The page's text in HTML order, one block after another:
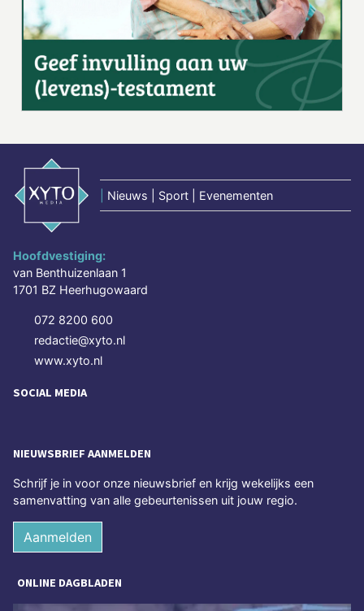
Nieuws | Sport | Evenementen
Hoofdvestiging:
van Benthuizenlaan 1
1701 BZ Heerhugowaard
072 8200 600
redactie@xyto.nl
www.xyto.nl
SOCIAL MEDIA
NIEUWSBRIEF AANMELDEN
Schrijf je in voor onze nieuwsbrief en krijg wekelijks een
samenvatting van alle gebeurtenissen uit jouw regio.
Aanmelden
ONLINE DAGBLADEN